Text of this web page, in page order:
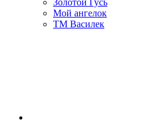
Золотой Гусь
Мой ангелок
ТМ Василек